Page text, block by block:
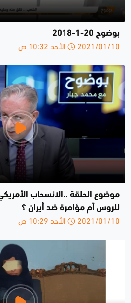
بوضوح 20-1-2018
2021/01/10 الأحد 10:32 ص
موضوع الحلقة ..الانسحاب
للروس أم مؤامرة ضد أيران ؟
2021/01/10 الأحد 10:29 ص